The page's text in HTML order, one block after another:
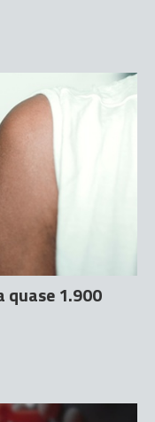
quase 1.900